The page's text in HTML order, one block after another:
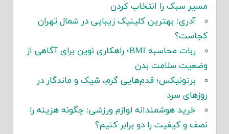
مسیر سبک را انتخاب کردن
آدری: بهترین کلینیک زیبایی در شمال تهران
کجاست؟
ربات محاسبه BMI؛ راهکاری نوین برای آگاهی از
وضعیت سلامت بدن
برتونیکس؛ قدم‌هایی گرم، شیک و ماندگار در
روزهای سرد
خرید هوشمندانه لوازم ورزشی: چگونه هزینه را
نصف و کیفیت را دو برابر کنیم؟